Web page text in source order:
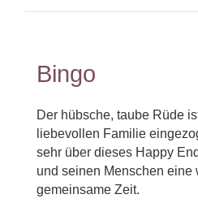
Bingo
Der hübsche, taube Rüde
liebevollen Familie
sehr über dieses Happy
und seinen Menschen eine
gemeinsame Zeit.